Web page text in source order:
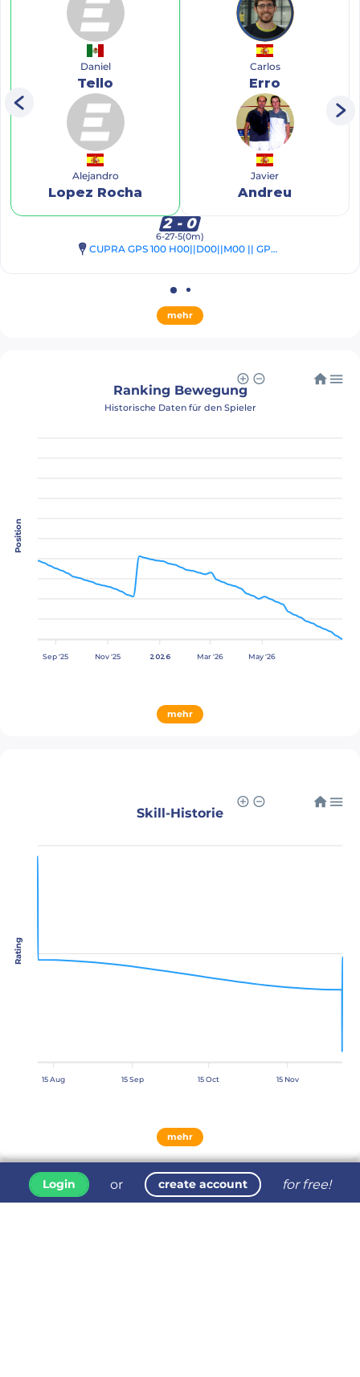
Daniel
Tello
Alejandro
Lopez Rocha
Carlos
Erro
Javier
Andreu
2 - 0
6-27-5(0m)
CUPRA GPS 100 H00||D00||M00 || GPS 250 H00 || GPS 500 H00 || Padel Ludwigsfelde
mehr
Sep '25 Nov '25 2026 Mar '26 May '26
Ranking Bewegung
Historische Daten für den Spieler
Position
mehr
15 Aug 15 Sep 15 Oct 15 Nov
Skill-Historie
Rating
mehr
Login or create account
for free!
Rankedin